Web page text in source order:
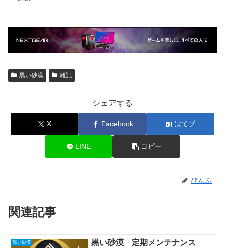
黒い砂漠 雑記
シェアする
X Facebook はてブ
LINE コピー
ぴんふ
関連記事
黒い砂漠
黒い砂漠 定期メンテナンス